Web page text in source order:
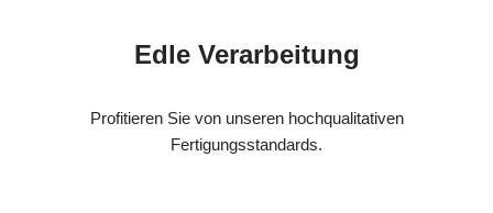
Edle Verarbeitung
Profitieren Sie von unseren hochqualitativen
Fertigungsstandards.